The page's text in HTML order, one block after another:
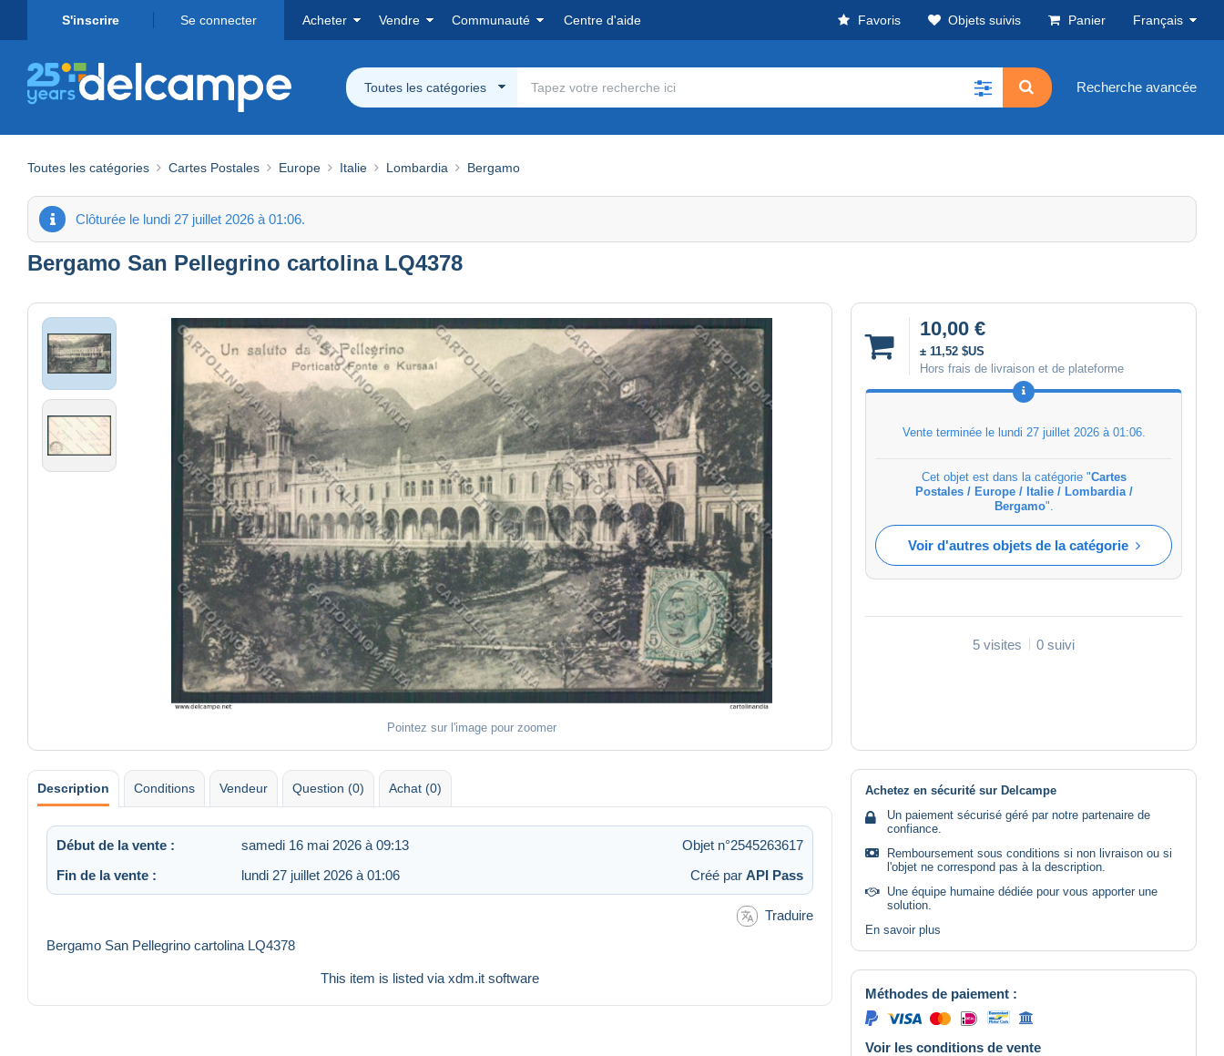
S'inscrire Se connecter Acheter Vendre Communauté Centre d'aide Favoris Objets suivis Panier Français
Toutes les catégories Recherche avancée
Toutes les catégories Cartes Postales Europe Italie Lombardia Bergamo
Clôturée le lundi 27 juillet 2026 à 01:06.
Bergamo San Pellegrino cartolina LQ4378
Pointez sur l'image pour zoomer
10,00 €
± 11,52 $US
Hors frais de livraison et de plateforme
Vente terminée le lundi 27 juillet 2026 à 01:06.
Cet objet est dans la catégorie "Cartes
Postales / Europe / Italie / Lombardia /
Bergamo".
Voir d'autres objets de la catégorie
5 visites 0 suivi
Description Conditions Vendeur Question (0) Achat (0)
Début de la vente : samedi 16 mai 2026 à 09:13
Objet n°2545263617
Fin de la vente :
lundi 27 juillet 2026 à 01:06 Créé par API Pass
Traduire
Bergamo San Pellegrino cartolina LQ4378
This item is listed via xdm.it software
Achetez en sécurité sur Delcampe
Un paiement sécurisé géré par notre partenaire de
confiance.
Remboursement sous conditions si non livraison ou si
l'objet ne correspond pas à la description.
Une équipe humaine dédiée pour vous apporter une
solution.
En savoir plus
Méthodes de paiement :
Voir les conditions de vente